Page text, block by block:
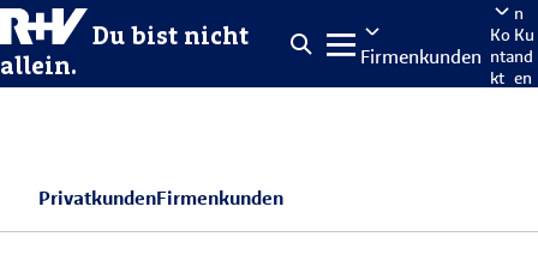
Du bist nicht
allein.
Firmenkunden
Ko
nta
kt
n
Ku
nd
en
PrivatkundenFirmenkunden